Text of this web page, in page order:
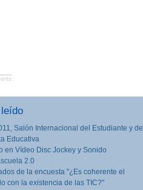
Salón Internacional del Estudiante y de
Educativa
en Vídeo Disc Jockey y Sonido
2.0
de la encuesta "¿Es coherente el
con la existencia de las TIC?"